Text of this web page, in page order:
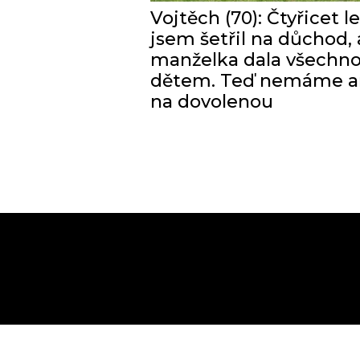
Vojtěch (70): Čtyřicet
jsem šetřil na důchod,
manželka dala všechno
dětem. Teď nemáme
na dovolenou